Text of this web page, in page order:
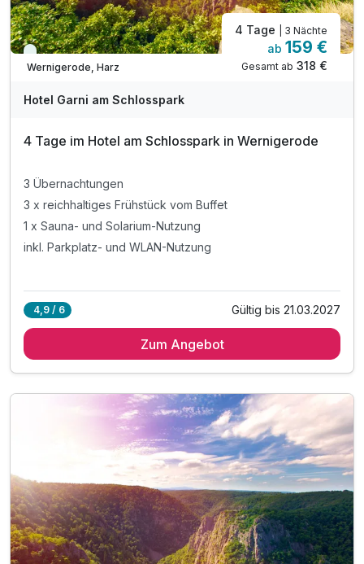
Viele Termine frei
Wernigerode, Harz
4 Tage | 3 Nächte
ab 159 €
Gesamt ab 318 €
Hotel Garni am Schlosspark
4 Tage im Hotel am Schlosspark in Wernigerode
3 Übernachtungen
3 x reichhaltiges Frühstück vom Buffet
1 x Sauna- und Solarium-Nutzung
inkl. Parkplatz- und WLAN-Nutzung
4,9 / 6 Gültig bis 21.03.2027
Zum Angebot